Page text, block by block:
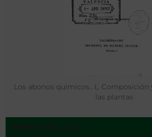
Los abonos químicos.. I,.
las plantas